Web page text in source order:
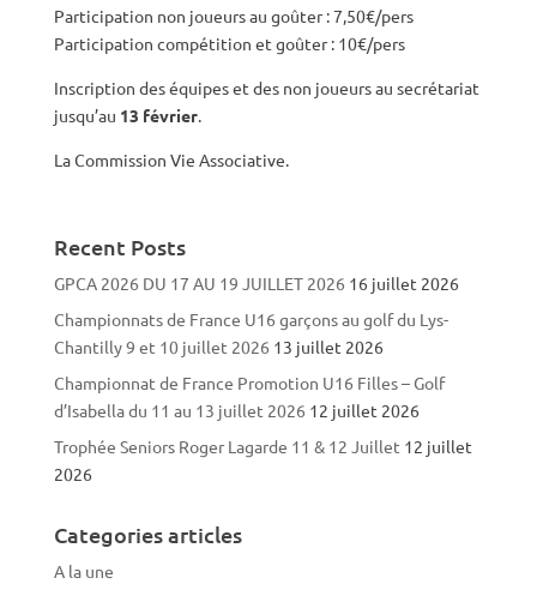
Participation non joueurs au goûter : 7,50€/pers
Participation compétition et goûter : 10€/pers
Inscription des équipes et des non joueurs au secrétariat
jusqu’au 13 février.
La Commission Vie Associative.
Recent Posts
GPCA 2026 DU 17 AU 19 JUILLET 2026 16 juillet 2026
Championnats de France U16 garçons au golf du Lys-
Chantilly 9 et 10 juillet 2026 13 juillet 2026
Championnat de France Promotion U16 Filles – Golf
d’Isabella du 11 au 13 juillet 2026 12 juillet 2026
Trophée Seniors Roger Lagarde 11 & 12 Juillet 12 juillet
2026
Categories articles
A la une